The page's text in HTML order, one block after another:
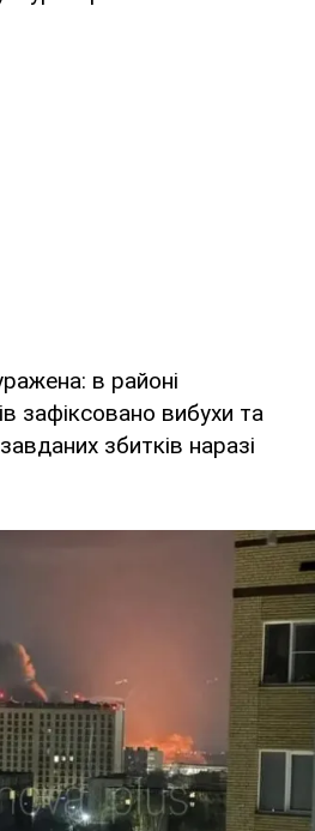
в районі
зафіксовано вибухи та
збитків наразі